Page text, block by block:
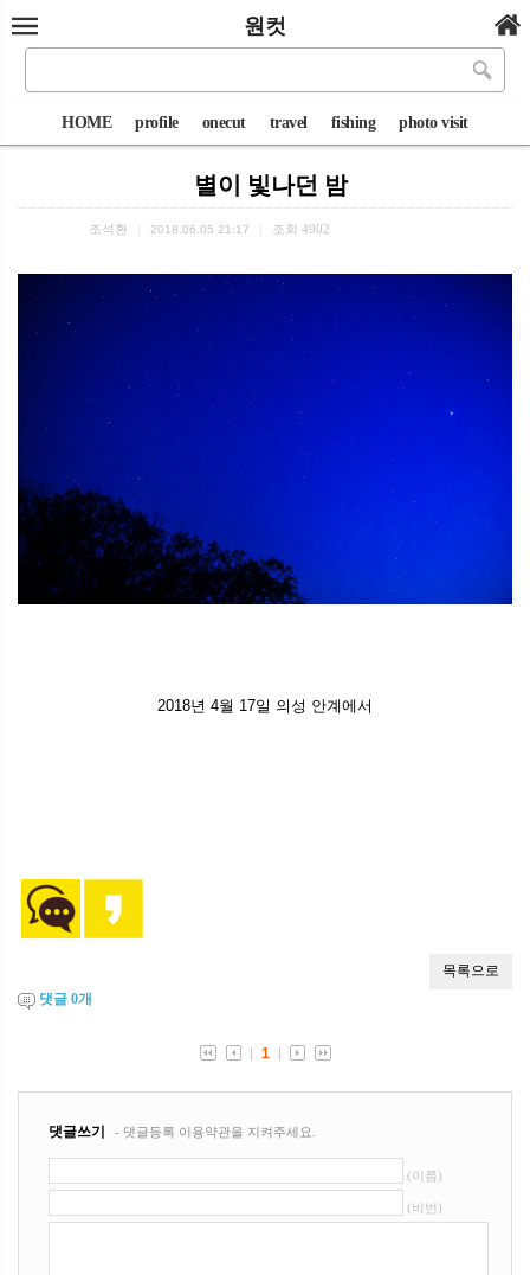
원컷
HOME profile onecut travel fishing photo visit
별이 빛나던 밤
조석환 2018.06.05 21:17 조회 4902
2018년 4월 17일 의성 안계에서
댓글 0개